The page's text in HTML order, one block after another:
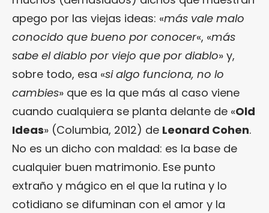
apego por las viejas ideas: «más vale malo
conocido que bueno por conocer«, «más
sabe el diablo por viejo que por diablo» y,
sobre todo, esa «si algo funciona, no lo
cambies» que es la que más al caso viene
cuando cualquiera se planta delante de «Old
Ideas» (Columbia, 2012) de Leonard Cohen.
No es un dicho con maldad: es la base de
cualquier buen matrimonio. Ese punto
extraño y mágico en el que la rutina y lo
cotidiano se difuminan con el amor y la